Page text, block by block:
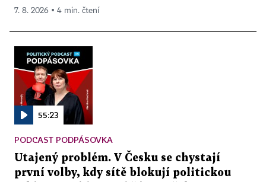
7. 8. 2026 ▪ 4 min. čtení
55:23
PODCAST PODPÁSOVKA
Utajený problém. V Česku se chystají
první volby, kdy sítě blokují politickou